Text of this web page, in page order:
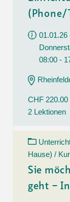
(Phone/
01.01.26
08:00 -
CHF 220.00
2 Lektionen
Hause) /
Sie
geht –